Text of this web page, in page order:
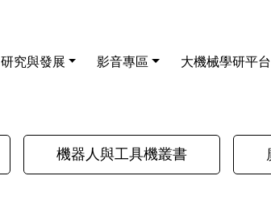
研究與發展 影音專區 大機械學研平台
機器人與工具機叢書